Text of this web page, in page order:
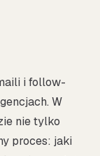
i follow-
W
nie tylko
proces: jaki